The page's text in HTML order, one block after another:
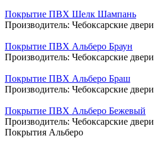
Покрытие ПВХ Шелк Шампань
Производитель: Чебоксарские двери
Покрытие ПВХ Альберо Браун
Производитель: Чебоксарские двери
Покрытие ПВХ Альберо Браш
Производитель: Чебоксарские двери
Покрытие ПВХ Альберо Бежевый
Производитель: Чебоксарские двери
Покрытия Альберо